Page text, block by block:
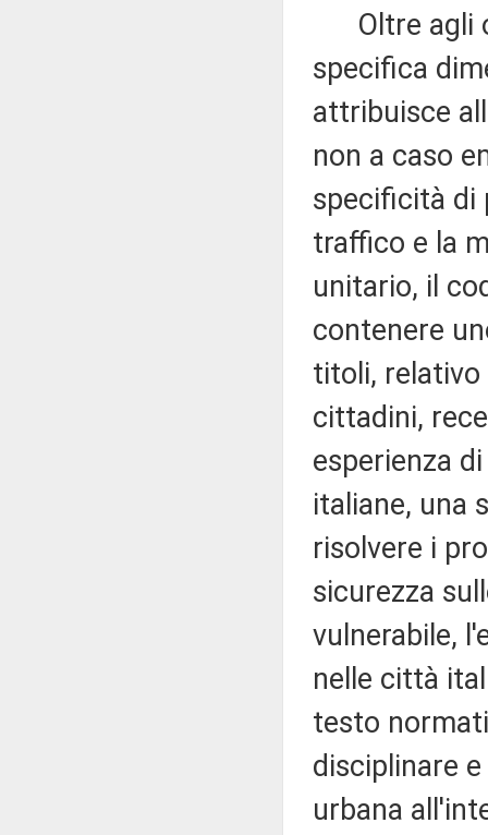
Oltre agli
specifica
attribuisce
non a caso
specificità di
traffico e la
unitario, il
contenere
titoli, relativo
cittadini,
esperienza
italiane, una
risolvere i
sicurezza
vulnerabile,
nelle città
testo
disciplinare
urbana